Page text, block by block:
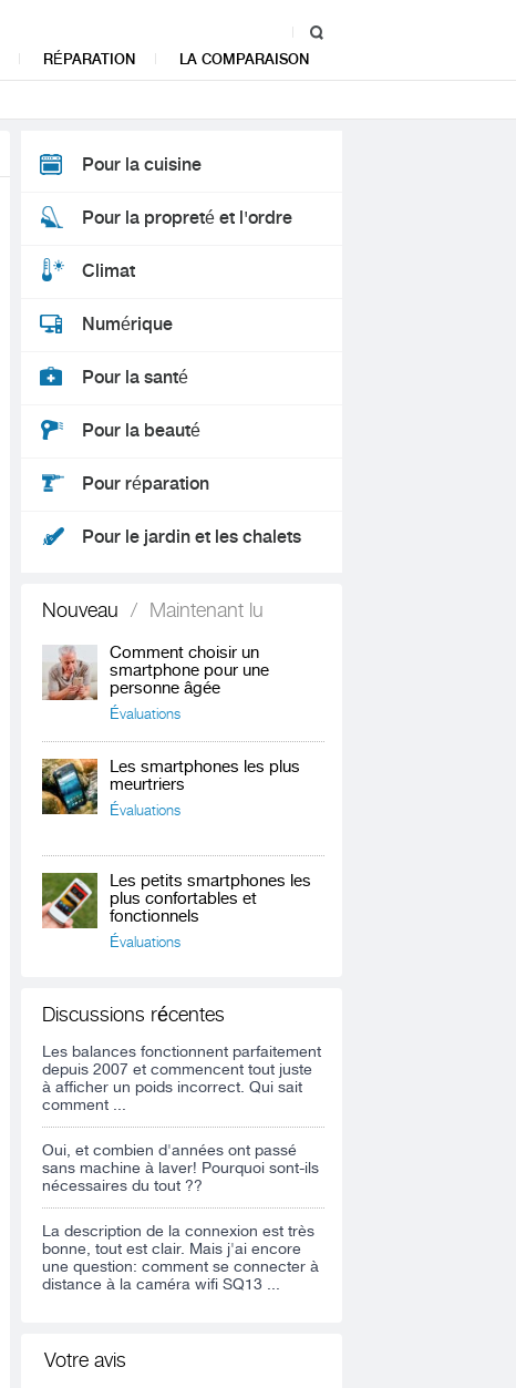
RÉPARATION LA COMPARAISON
Pour la cuisine
Pour la propreté et l'ordre
Climat
Numérique
Pour la santé
Pour la beauté
Pour réparation
Pour le jardin et les chalets
Nouveau / Maintenant lu
Comment choisir un
smartphone pour une
personne âgée
Évaluations
Les smartphones les plus
meurtriers
Évaluations
Les petits smartphones les
plus confortables et
fonctionnels
Évaluations
Discussions récentes
Les balances fonctionnent parfaitement
depuis 2007 et commencent tout juste
à afficher un poids incorrect. Qui sait
comment ...
Oui, et combien d'années ont passé
sans machine à laver! Pourquoi sont-ils
nécessaires du tout ??
La description de la connexion est très
bonne, tout est clair. Mais j'ai encore
une question: comment se connecter à
distance à la caméra wifi SQ13 ...
Votre avis